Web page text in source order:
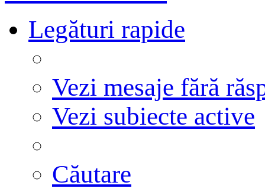
Legături rapide
Vezi mesaje fără
Vezi subiecte active
Căutare